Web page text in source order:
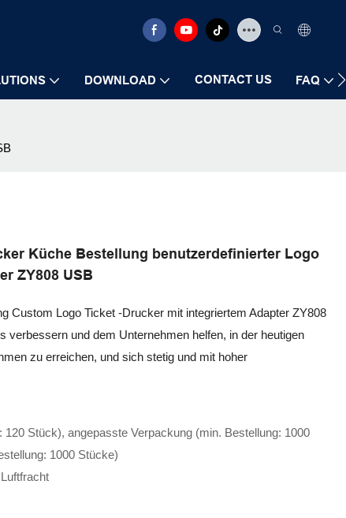
DOWNLOAD CONTACT US FAQ
Küche Bestellung benutzerdefinierter Logo
ZY808 USB
Custom Logo Ticket -Drucker mit integriertem Adapter ZY808
verbessern und dem Unternehmen helfen, in der heutigen
zu erreichen, und sich stetig und mit hoher
Stück), angepasste Verpackung (min. Bestellung: 1000
1000 Stücke)